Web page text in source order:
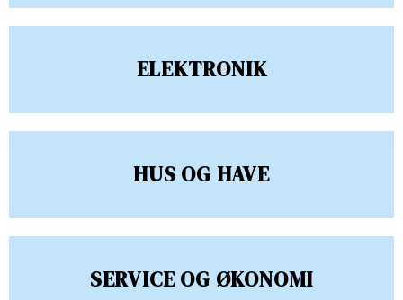
ELEKTRONIK
HUS OG HAVE
SERVICE OG ØKONOMI